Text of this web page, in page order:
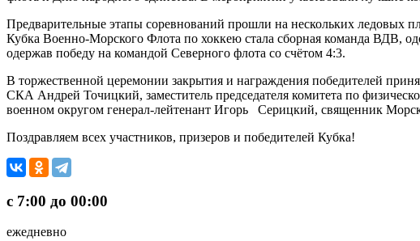
Предварительные этапы соревнований прошли на нескольких ледовых
Кубка Военно-Морского Флота по хоккею стала сборная команда ВДВ,
одержав победу на командой Северного флота со счётом 4:3.
В торжественной церемонии закрытия и награждения победителей
СКА Андрей Точицкий, заместитель председателя комитета по
военном округом генерал-лейтенант Игорь Серицкий, священник
Поздравляем всех участников, призеров и победителей Кубка!
с 7:00 до 00:00
ежедневно